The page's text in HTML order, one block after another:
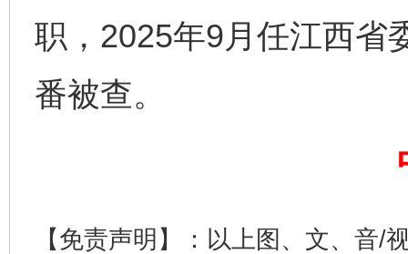
职，2025年9月任江西省
番被查。
【免责声明】：以上图、文、音/
完善运行机制助力责任有效落实 一纸欠